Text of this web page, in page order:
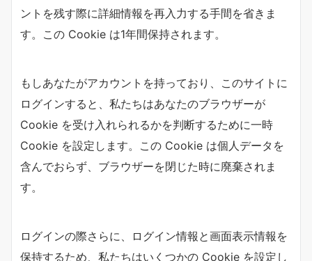
ントを残す際に詳細情報を再入力する手間を省きま
す。この Cookie は1年間保持されます。
もしあなたがアカウントを持っており、このサイトに
ログインすると、私たちはあなたのブラウザーが
Cookie を受け入れられるかを判断するために一時
Cookie を設定します。この Cookie は個人データを
含んでおらず、ブラウザーを閉じた時に廃棄されま
す。
ログインの際さらに、ログイン情報と画面表示情報を
保持するため、私たちはいくつかの Cookie を設定し